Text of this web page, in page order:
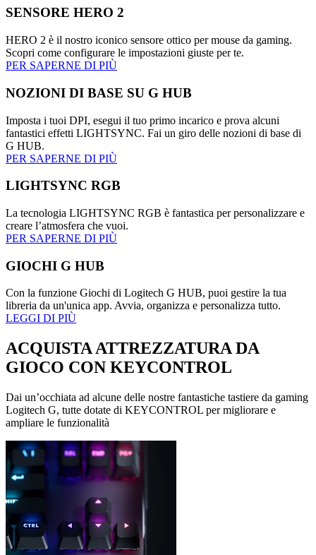
SENSORE HERO 2
HERO 2 è il nostro iconico sensore ottico per mouse da gaming.
Scopri come configurare le impostazioni giuste per te.
PER SAPERNE DI PIÙ
NOZIONI DI BASE SU G HUB
Imposta i tuoi DPI, esegui il tuo primo incarico e prova alcuni
fantastici effetti LIGHTSYNC. Fai un giro delle nozioni di base di
G HUB.
PER SAPERNE DI PIÙ
LIGHTSYNC RGB
La tecnologia LIGHTSYNC RGB è fantastica per personalizzare e
creare l’atmosfera che vuoi.
PER SAPERNE DI PIÙ
GIOCHI G HUB
Con la funzione Giochi di Logitech G HUB, puoi gestire la tua
libreria da un'unica app. Avvia, organizza e personalizza tutto.
LEGGI DI PIÙ
ACQUISTA ATTREZZATURA DA
GIOCO CON KEYCONTROL
Dai un’occhiata ad alcune delle nostre fantastiche tastiere da gaming
Logitech G, tutte dotate di KEYCONTROL per migliorare e
ampliare le funzionalità